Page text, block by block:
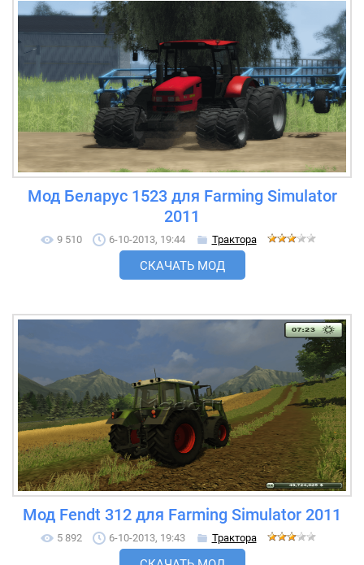
Мод Беларус 1523 для Farming Simulator
2011
9 510 6-10-2013, 19:44 Трактора
СКАЧАТЬ МОД
Мод Fendt 312 для Farming Simulator 2011
5 892 6-10-2013, 19:43 Трактора